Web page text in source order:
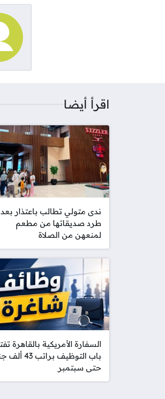
اقرأ أيضا
ندى متولي تطالب باعتذار بعد
طرد صديقاتها من مطعم
لمنعهن من الصلاة
السفارة الأمريكية بالقاهرة
باب التوظيف براتب
حتى سبتمبر